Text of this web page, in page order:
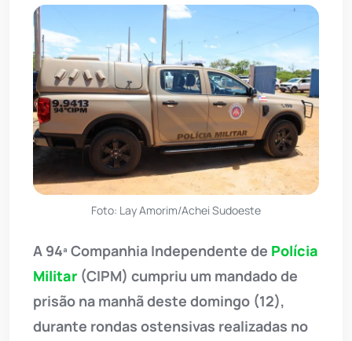
Foto: Lay Amorim/Achei Sudoeste
A 94ª Companhia Independente de Polícia
Militar (CIPM) cumpriu um mandado de
prisão na manhã deste domingo (12),
durante rondas ostensivas realizadas no